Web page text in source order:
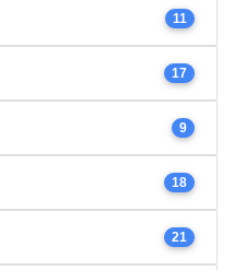
11
17
9
18
21